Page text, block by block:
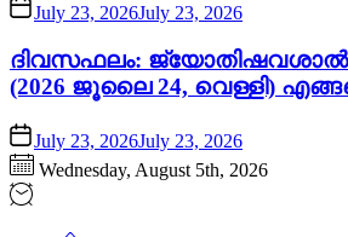
July 23, 2026July 23, 2026
ദിവസഫലം: ജ്യോതിഷവശാൽ
(2026 ജൂലൈ 24, വെള്ളി)
July 23, 2026July 23, 2026
Wednesday, August 5th, 2026